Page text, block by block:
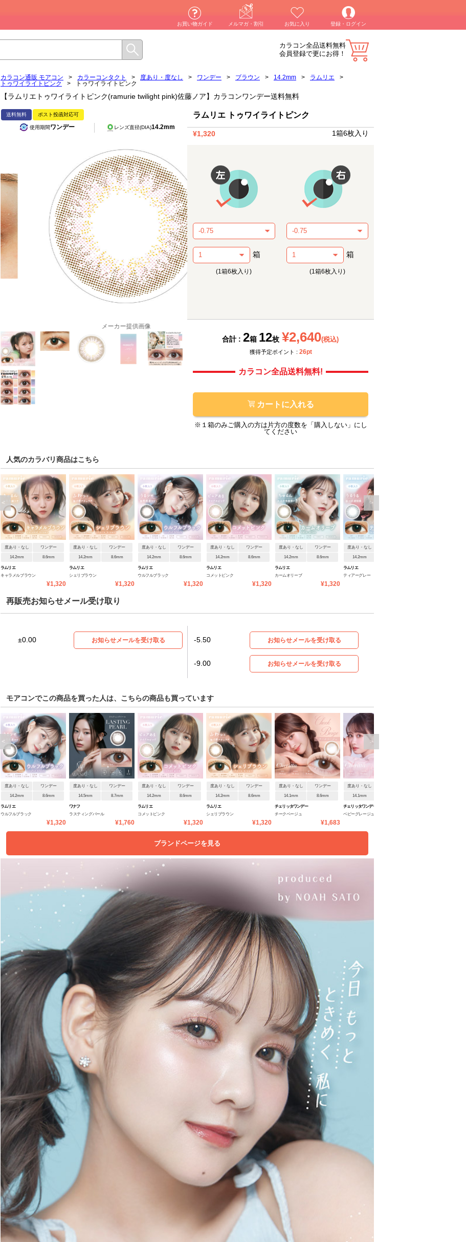
お買い物ガイド メルマガ・割引 お気に入り 登録・ログイン
カラコン全品送料無料
会員登録で更にお得！
カラコン通販 モアコン > カラーコンタクト > 度あり・度なし > ワンデー > ブラウン > 14.2mm > ラムリエ
>
トゥワイライトピンク
> トゥワイライトピンク
【ラムリエトゥワイライトピンク(ramurie twilight pink)佐藤ノア】カラコンワンデー送料無料
送料無料 ポスト投函対応可
使用期間ワンデー レンズ直径(DIA)14.2mm
メーカー提供画像
ラムリエ トゥワイライトピンク
¥1,320 1箱6枚入り
箱
(1箱6枚入り)
箱
(1箱6枚入り)
合計 : 2箱 12枚 ¥2,640(税込)
獲得予定ポイント : 26pt
カラコン全品送料無料!
カートに入れる
※１箱のみご購入の方は片方の度数を「購入しない」にし
てください
人気のカラバリ商品はこちら
度あり・なし ワンデー
14.2mm 8.6mm
ラムリエ
キャラメルブラウン
¥1,320
度あり・なし ワンデー
14.2mm 8.6mm
ラムリエ
シェリブラウン
¥1,320
度あり・なし ワンデー
14.2mm 8.6mm
ラムリエ
ウルフルブラック
¥1,320
度あり・なし ワンデー
14.2mm 8.6mm
ラムリエ
コメットピンク
¥1,320
度あり・なし ワンデー
14.2mm 8.6mm
ラムリエ
カームオリーブ
¥1,320
度あり・なし
14.2mm
ラムリエ
ティアーグレー
< >
再販売お知らせメール受け取り
±0.00 お知らせメールを受け取る -5.50 お知らせメールを受け取る
-9.00 お知らせメールを受け取る
モアコンでこの商品を買った人は、こちらの商品も買っています
度あり・なし ワンデー
14.2mm 8.6mm
ラムリエ
ウルフルブラック
¥1,320
度あり・なし ワンデー
14.5mm 8.7mm
ワナフ
ラスティングパール
¥1,760
度あり・なし ワンデー
14.2mm 8.6mm
ラムリエ
コメットピンク
¥1,320
度あり・なし ワンデー
14.2mm 8.6mm
ラムリエ
シェリブラウン
¥1,320
度あり・なし ワンデー
14.1mm 8.6mm
チェリッタワンデー
チークベージュ
¥1,683
度あり・なし
14.1mm
チェリッタワンデー
ベビーグレージュ
< >
ブランドページを見る